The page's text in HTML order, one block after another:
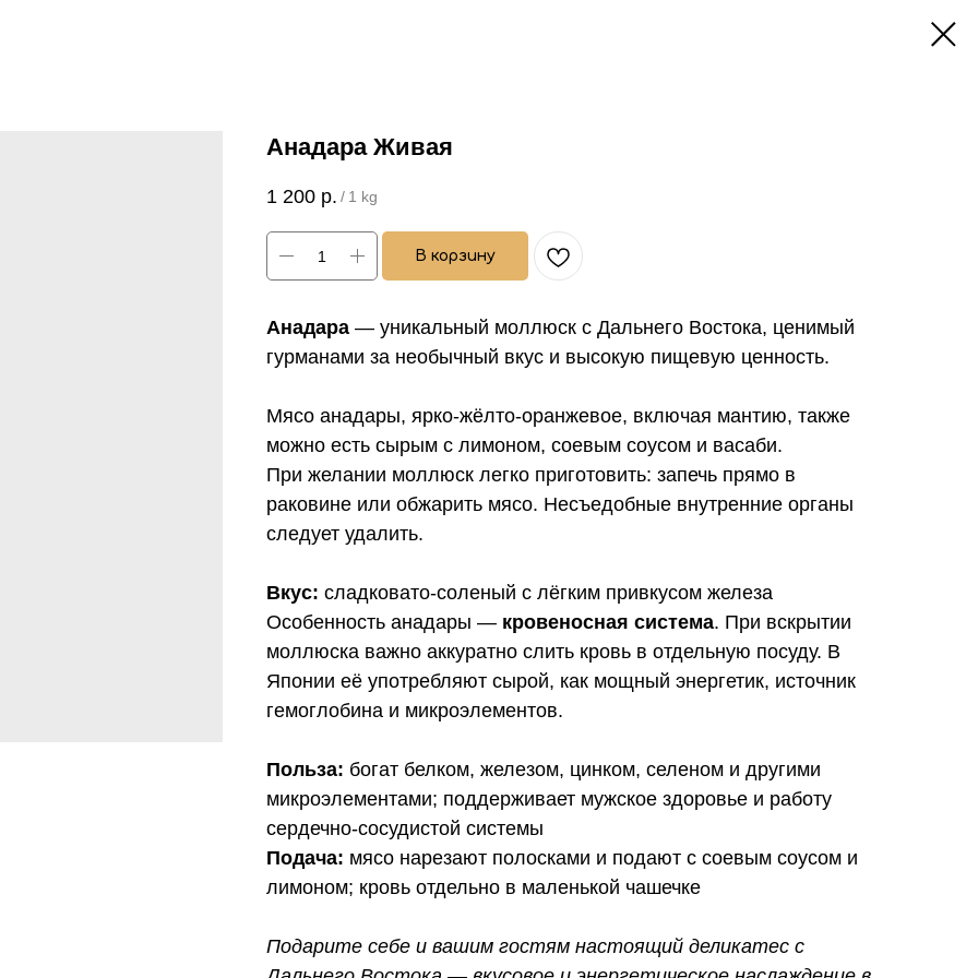
Анадара Живая
1 200 р. / 1 kg
В корзину
Анадара — уникальный моллюск с Дальнего Востока, ценимый
гурманами за необычный вкус и высокую пищевую ценность.
Мясо анадары, ярко-жёлто-оранжевое, включая мантию, также
можно есть сырым с лимоном, соевым соусом и васаби.
При желании моллюск легко приготовить: запечь прямо в
раковине или обжарить мясо. Несъедобные внутренние органы
следует удалить.
Вкус: сладковато-соленый с лёгким привкусом железа
Особенность анадары — кровеносная система. При вскрытии
моллюска важно аккуратно слить кровь в отдельную посуду. В
Японии её употребляют сырой, как мощный энергетик, источник
гемоглобина и микроэлементов.
Польза: богат белком, железом, цинком, селеном и другими
микроэлементами; поддерживает мужское здоровье и работу
сердечно-сосудистой системы
Подача: мясо нарезают полосками и подают с соевым соусом и
лимоном; кровь отдельно в маленькой чашечке
Подарите себе и вашим гостям настоящий деликатес с